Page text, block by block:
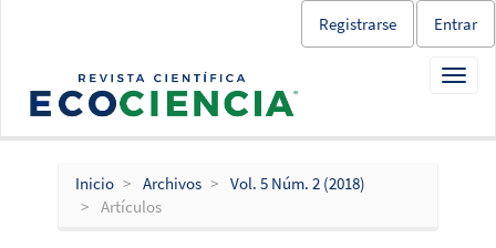
Navegación
principal
Contenido
Registrarse Entrar
Inicio Archivos
Vol. 5 Núm. 2 (2018)
Artículos